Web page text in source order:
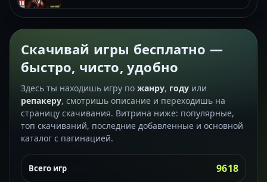
Скачивай игры бесплатно —
быстро, чисто, удобно
Здесь ты находишь игру по жанру, году или
репакеру, смотришь описание и переходишь на
страницу скачивания. Витрина ниже: популярные,
топ скачиваний, последние добавленные и основной
каталог с пагинацией.
Всего игр 9618